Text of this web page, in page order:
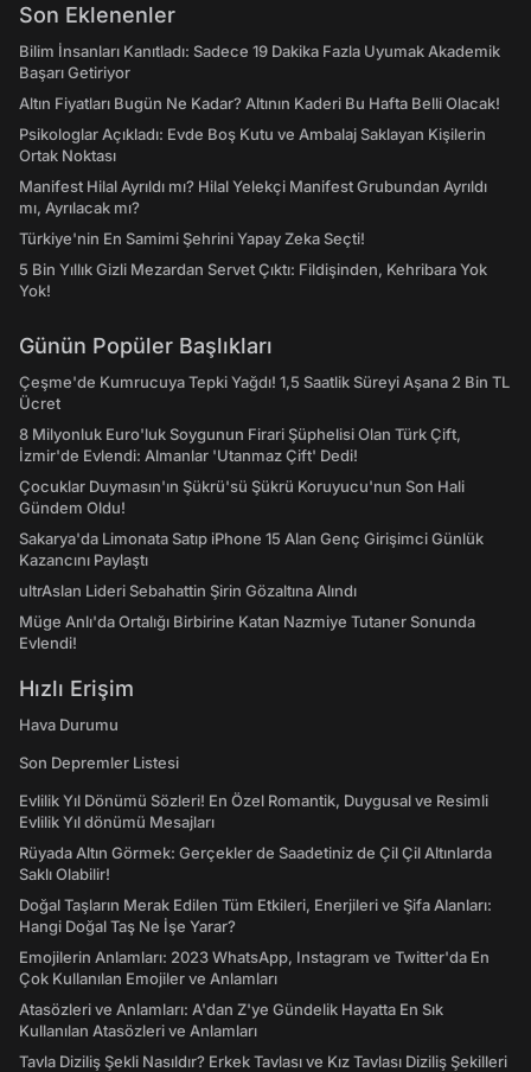
Son Eklenenler
Bilim İnsanları Kanıtladı: Sadece 19 Dakika Fazla Uyumak Akademik
Başarı Getiriyor
Altın Fiyatları Bugün Ne Kadar? Altının Kaderi Bu Hafta Belli Olacak!
Psikologlar Açıkladı: Evde Boş Kutu ve Ambalaj Saklayan Kişilerin
Ortak Noktası
Manifest Hilal Ayrıldı mı? Hilal Yelekçi Manifest Grubundan Ayrıldı
mı, Ayrılacak mı?
Türkiye'nin En Samimi Şehrini Yapay Zeka Seçti!
5 Bin Yıllık Gizli Mezardan Servet Çıktı: Fildişinden, Kehribara Yok
Yok!
Günün Popüler Başlıkları
Çeşme'de Kumrucuya Tepki Yağdı! 1,5 Saatlik Süreyi Aşana 2 Bin TL
Ücret
8 Milyonluk Euro'luk Soygunun Firari Şüphelisi Olan Türk Çift,
İzmir'de Evlendi: Almanlar 'Utanmaz Çift' Dedi!
Çocuklar Duymasın'ın Şükrü'sü Şükrü Koruyucu'nun Son Hali
Gündem Oldu!
Sakarya'da Limonata Satıp iPhone 15 Alan Genç Girişimci Günlük
Kazancını Paylaştı
ultrAslan Lideri Sebahattin Şirin Gözaltına Alındı
Müge Anlı'da Ortalığı Birbirine Katan Nazmiye Tutaner Sonunda
Evlendi!
Hızlı Erişim
Hava Durumu
Son Depremler Listesi
Evlilik Yıl Dönümü Sözleri! En Özel Romantik, Duygusal ve Resimli
Evlilik Yıl dönümü Mesajları
Rüyada Altın Görmek: Gerçekler de Saadetiniz de Çil Çil Altınlarda
Saklı Olabilir!
Doğal Taşların Merak Edilen Tüm Etkileri, Enerjileri ve Şifa Alanları:
Hangi Doğal Taş Ne İşe Yarar?
Emojilerin Anlamları: 2023 WhatsApp, Instagram ve Twitter'da En
Çok Kullanılan Emojiler ve Anlamları
Atasözleri ve Anlamları: A'dan Z'ye Gündelik Hayatta En Sık
Kullanılan Atasözleri ve Anlamları
Tavla Diziliş Şekli Nasıldır? Erkek Tavlası ve Kız Tavlası Diziliş Şekilleri